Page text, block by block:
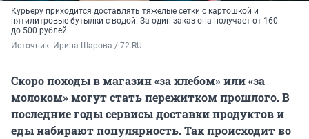
Курьеру приходится доставлять тяжелые сетки с картошкой и
пятилитровые бутылки с водой. За один заказ она получает от 160
до 500 рублей
Источник: Ирина Шарова / 72.RU
Скоро походы в магазин «за хлебом» или «за
молоком» могут стать пережитком прошлого. В
последние годы сервисы доставки продуктов и
еды набирают популярность. Так происходит во